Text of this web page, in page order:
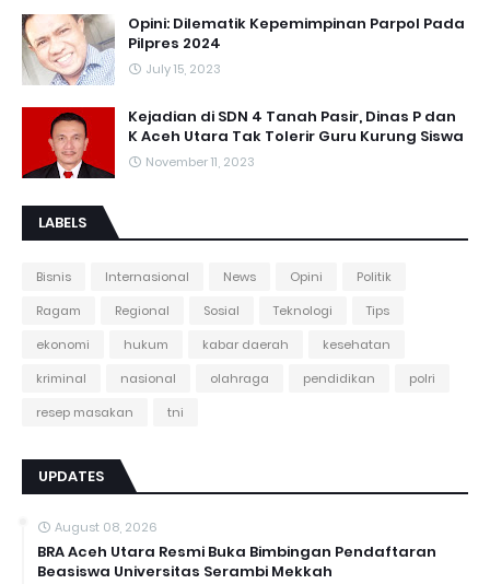
Opini: Dilematik Kepemimpinan Parpol Pada
Pilpres 2024
July 15, 2023
Kejadian di SDN 4 Tanah Pasir, Dinas P dan
K Aceh Utara Tak Tolerir Guru Kurung Siswa
November 11, 2023
LABELS
Bisnis Internasional News Opini
Politik
Ragam
Regional Sosial Teknologi
Tips
ekonomi
hukum kabar daerah
kesehatan
kriminal
nasional olahraga pendidikan
polri
resep masakan
tni
UPDATES
August 08, 2026
BRA Aceh Utara Resmi Buka Bimbingan Pendaftaran
Beasiswa Universitas Serambi Mekkah